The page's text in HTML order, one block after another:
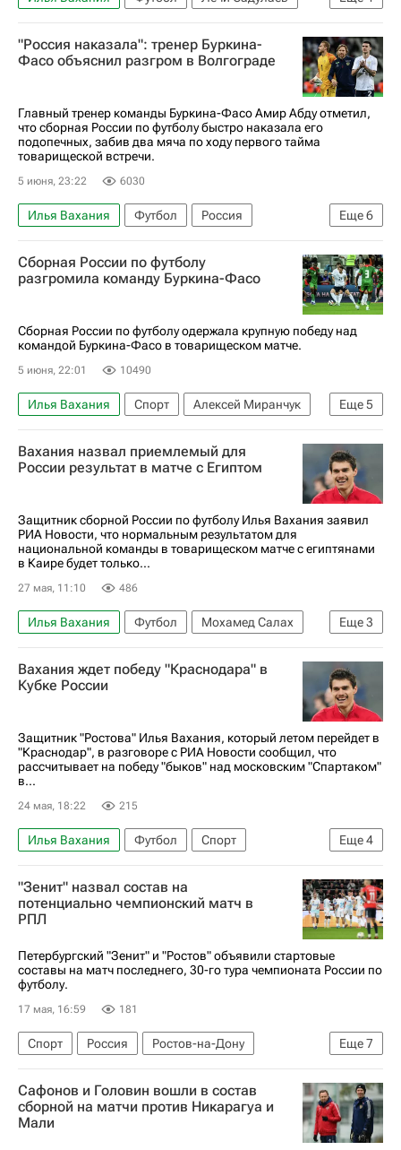
Алексей Миранчук
Буркина-Фасо
Сборная России по футболу
Валерий Карпин
"Россия наказала": тренер Буркина-
Фасо объяснил разгром в Волгограде
Главный тренер команды Буркина-Фасо Амир Абду отметил,
что сборная России по футболу быстро наказала его
подопечных, забив два мяча по ходу первого тайма
товарищеской встречи.
5 июня, 23:22 6030
Еще6
Илья Вахания Футбол
Россия
Волгоград
Валерий Карпин
Лечи Садулаев
Алексей Миранчук
Сборная России по футболу
разгромила команду Буркина-Фасо
Сборная России по футболу одержала крупную победу над
командой Буркина-Фасо в товарищеском матче.
5 июня, 22:01 10490
Еще5
Илья Вахания Спорт
Алексей Миранчук
Буркина-Фасо
Манчестер Юнайтед
Лечи Садулаев
ПФК ЦСКА Футбол
Вахания назвал приемлемый для
России результат в матче с Египтом
Защитник сборной России по футболу Илья Вахания заявил
РИА Новости, что нормальным результатом для
национальной команды в товарищеском матче с египтянами
в Каире будет только...
27 мая, 11:10 486
Еще3
Илья Вахания Футбол
Мохамед Салах
Омар Мармуш
Египет
Сборная России по футболу
Вахания ждет победу "Краснодара" в
Кубке России
Защитник "Ростова" Илья Вахания, который летом перейдет в
"Краснодар", в разговоре с РИА Новости сообщил, что
рассчитывает на победу "быков" над московским "Спартаком"
в...
24 мая, 18:22 215
Еще4
Илья Вахания Футбол
Спорт
Краснодар
Ростов
Спартак Москва
Кубок России по футболу
"Зенит" назвал состав на
потенциально чемпионский матч в
РПЛ
Петербургский "Зенит" и "Ростов" объявили стартовые
составы на матч последнего, 30-го тура чемпионата России по
футболу.
17 мая, 16:59 181
Еще7
Спорт Россия
Ростов-на-Дону
РПЛ 2026-2027 (Чемпионат России по футболу)
Денис Адамов
Ваня Дркушич
Нино
Сантос
Сафонов и Головин вошли в состав
сборной на матчи против Никарагуа и
Мали